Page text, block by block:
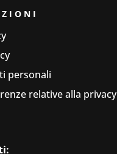
personali
relative alla privacy